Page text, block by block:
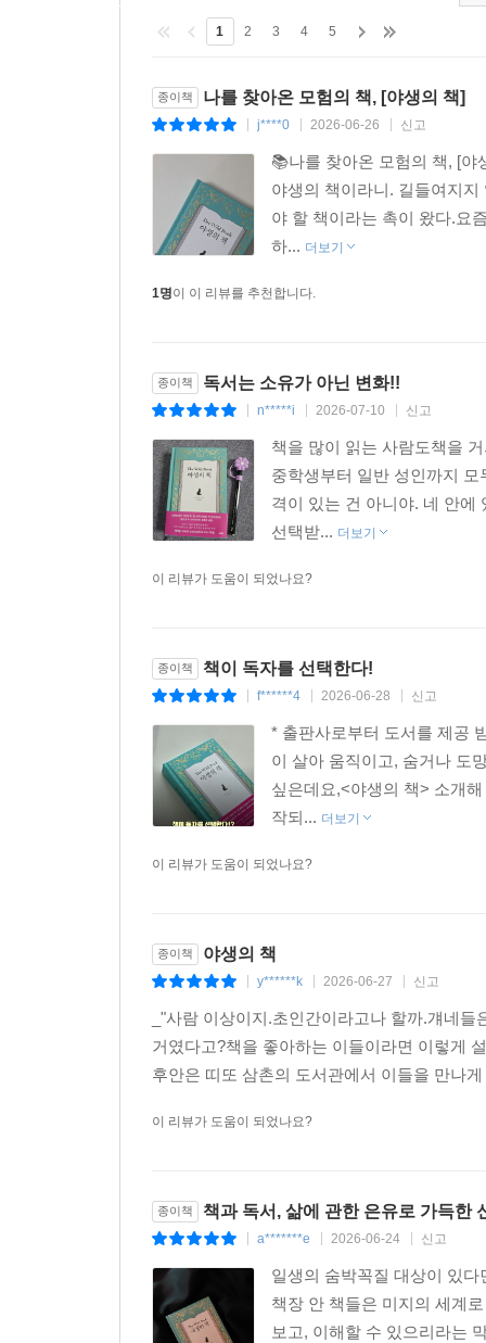
“책이 왜 강력하고 놀라운 존재인지를 정면으
애서가라 생각한다면, 이 책은 말 그대로 필독서다.”
- 플레잉바이더북
“이 책은 정말 최고예요. 엄청 흥미롭고, 정말
야생의 책이 행동하는 방식도 좋아요. 이 이야
사랑하는 사람이라면 누구에게나 최고의 이야기예
- 라이플 (Raifl,9세,《키즈북버즈》)
1 2 3 4 5
종이책 나를 찾아온 모험의 책, [야생의 책]
j****0 2026-06-26 신고
📚나를 찾아온 모험의 책, [야
야생의 책이라니. 길들여지
야 할 책이라는 촉이 왔다.요
하... 더보기
1명이 이 리뷰를 추천합니다.
종이책 독서는 소유가 아닌 변화!!
n*****i 2026-07-10 신고
책을 많이 읽는 사람도책을
중학생부터 일반 성인까지
격이 있는 건 아니야. 네 안에
선택받... 더보기
이 리뷰가 도움이 되었나요?
종이책 책이 독자를 선택한다!
f******4 2026-06-28 신고
* 출판사로부터 도서를 제공
이 살아 움직이고, 숨거나 도
싶은데요,<야생의 책> 소개
작되... 더보기
이 리뷰가 도움이 되었나요?
종이책 야생의 책
y******k 2026-06-27 신고
_"사람 이상이지.초인간이라고나 할까.걔네
거였다고?책을 좋아하는 이들이라면 이렇게
후안은 띠또 삼촌의 도서관에서 이들을 만나
이 리뷰가 도움이 되었나요?
종이책 책과 독서, 삶에 관한 은유로 가득한
a*******e 2026-06-24 신고
일생의 숨박꼭질 대상이 있
책장 안 책들은 미지의 세계
보고, 이해할 수 있으리라는